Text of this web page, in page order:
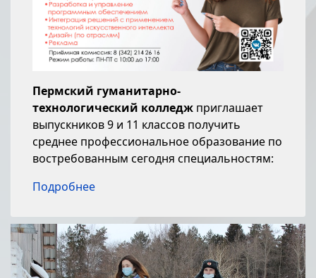
Пермский гуманитарно-
технологический колледж приглашает
выпускников 9 и 11 классов получить
среднее профессиональное образование по
востребованным сегодня специальностям:
Подробнее